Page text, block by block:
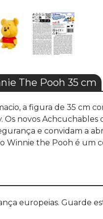
The Pooh 35 cm
a figura de 35 cm
novos
e convidam a
Winnie the Pooh é um
europeias. Guarde